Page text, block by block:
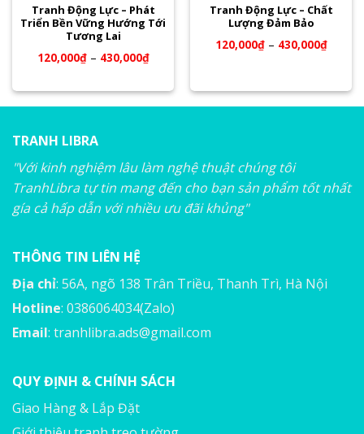
Tranh Động Lực – Phát
Triển Bền Vững Hướng Tới
Tương Lai
120,000₫– 430,000₫
Tranh Động Lực – Chất
Lượng Đảm Bảo
120,000₫– 430,000₫
TRANH LIBRA
"Với kinh nghiệm lâu làm nghệ thuật chúng tôi
TranhLibra tự tin mang đến cho bạn sản phẩm tốt nhất
gía cả hấp dẫn với nhiều ưu đãi khủng"
THÔNG TIN LIÊN HỆ
Địa chỉ: 56A, ngõ 138 Trân Triều, Thanh Trì, Hà Nội
Hotline: 0386064034(Zalo)
Email: tranhlibra.ads@gmail.com
QUY ĐỊNH & CHÍNH SÁCH
Giao Hàng & Lắp Đặt